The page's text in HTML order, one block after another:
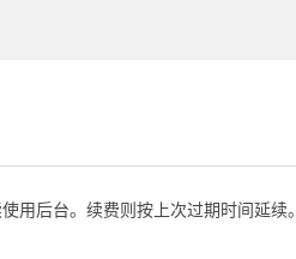
用后台。续费则按上次过期时间延续。